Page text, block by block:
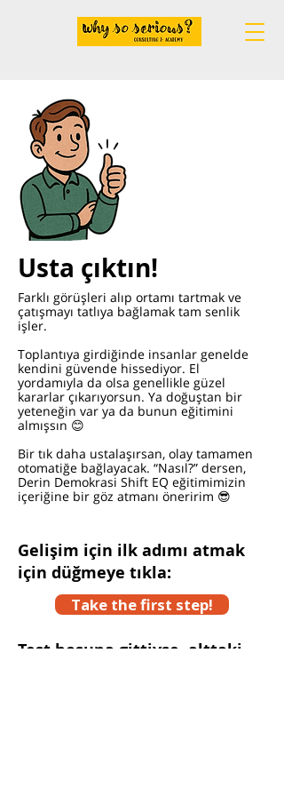
Usta çıktın!
Farklı görüşleri alıp ortamı tartmak ve
çatışmayı tatlıya bağlamak tam senlik
işler.
Toplantıya girdiğinde insanlar genelde
kendini güvende hissediyor. El
yordamıyla da olsa genellikle güzel
kararlar çıkarıyorsun. Ya doğuştan bir
yeteneğin var ya da bunun eğitimini
almışsın 😊
Bir tık daha ustalaşırsan, olay tamamen
otomatiğe bağlayacak. “Nasıl?” dersen,
Derin Demokrasi Shift EQ eğitimimizin
içeriğine bir göz atmanı öneririm 😎
Gelişim için ilk adımı atmak
için düğmeye tıkla:
Take the first step!
Test hoşuna gittiyse, alttaki